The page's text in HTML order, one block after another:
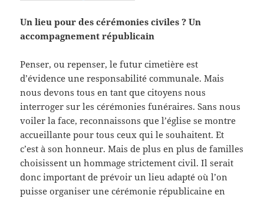
Un lieu pour des cérémonies civiles ? Un
accompagnement républicain
Penser, ou repenser, le futur cimetière est
d’évidence une responsabilité communale. Mais
nous devons tous en tant que citoyens nous
interroger sur les cérémonies funéraires. Sans nous
voiler la face, reconnaissons que l’église se montre
accueillante pour tous ceux qui le souhaitent. Et
c’est à son honneur. Mais de plus en plus de familles
choisissent un hommage strictement civil. Il serait
donc important de prévoir un lieu adapté où l’on
puisse organiser une cérémonie républicaine en